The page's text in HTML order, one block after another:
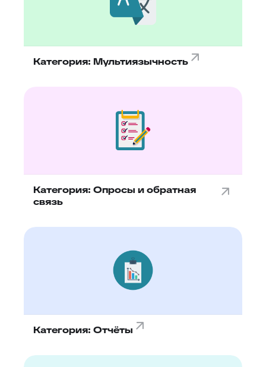
Категория: Мультиязычность
Категория: Опросы и обратная
связь
Категория: Отчёты